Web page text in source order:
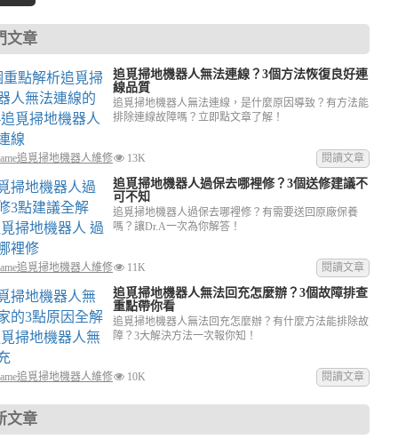
追覓掃地機器人清潔(5)
文章
追覓掃地機器人無法連線？3個方法恢復良好連
線品質
追覓掃地機器人無法連線，是什麼原因導致？有方法能
排除連線故障嗎？立即點文章了解！
追覓掃地機器人維修 13K 閱讀文章
追覓掃地機器人過保去哪裡修？3個送修建議不
可不知
追覓掃地機器人過保去哪裡修？有需要送回原廠保養
嗎？讓Dr.A一次為你解答！
追覓掃地機器人維修 11K 閱讀文章
追覓掃地機器人無法回充怎麼辦？3個故障排查
重點帶你看
追覓掃地機器人無法回充怎麼辦？有什麼方法能排除故
障？3大解決方法一次報你知！
追覓掃地機器人維修 10K 閱讀文章
文章